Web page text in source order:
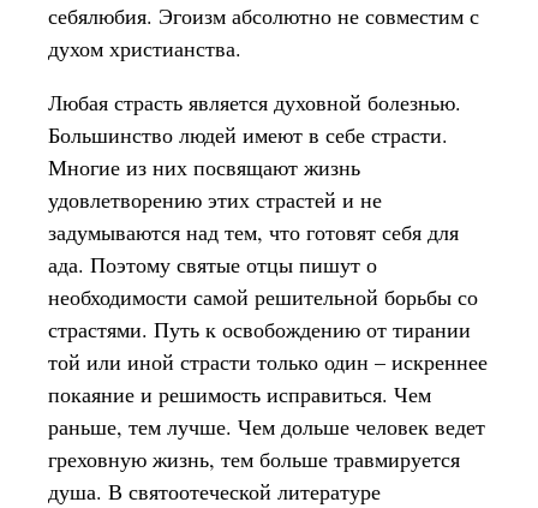
себялюбия. Эгоизм абсолютно не совместим с
духом христианства.
Любая страсть является духовной болезнью.
Большинство людей имеют в себе страсти.
Многие из них посвящают жизнь
удовлетворению этих страстей и не
задумываются над тем, что готовят себя для
ада. Поэтому святые отцы пишут о
необходимости самой решительной борьбы со
страстями. Путь к освобождению от тирании
той или иной страсти только один – искреннее
покаяние и решимость исправиться. Чем
раньше, тем лучше. Чем дольше человек ведет
греховную жизнь, тем больше травмируется
душа. В святоотеческой литературе